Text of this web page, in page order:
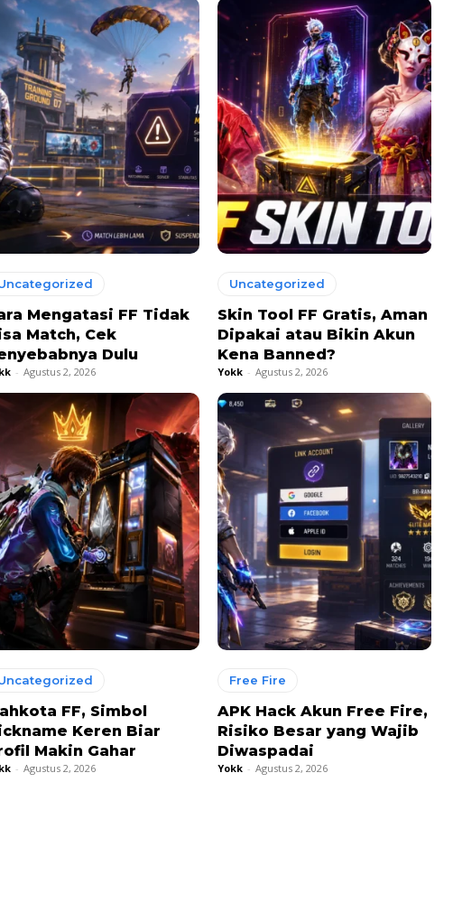
Mengatasi FF Tidak
Match, Cek
Dulu
- Agustus 2, 2026
Uncategorized
Skin Tool FF Gratis, Aman
Dipakai atau Bikin Akun
Kena Banned?
Yokk - Agustus 2, 2026
FF, Simbol
Keren Biar
Makin Gahar
- Agustus 2, 2026
Free Fire
APK Hack Akun Free Fire,
Risiko Besar yang Wajib
Diwaspadai
Yokk - Agustus 2, 2026